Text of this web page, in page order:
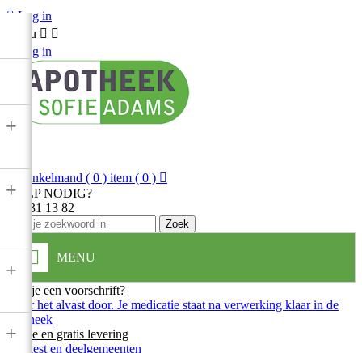
 Log in
Menu  
Log in
Winkelmand ( 0 ) item ( 0 ) 
HULP NODIG?
013 31 13 82
Zoek
MENU
+
+
+
+
Heb je een voorschrift?
Stuur het alvast door. Je medicatie staat na verwerking klaar in de
apotheek
Snelle en gratis levering
In Diest en deelgemeenten